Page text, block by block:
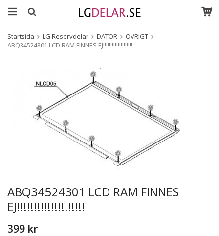
Startsida LG Reservdelar DATOR
ÖVRIGT
ABQ34524301 LCD RAM FINNES EJ!!!!!!!!!!!!!!!!!!!!
ABQ34524301 LCD RAM FINNES
EJ!!!!!!!!!!!!!!!!!!!!
399 kr